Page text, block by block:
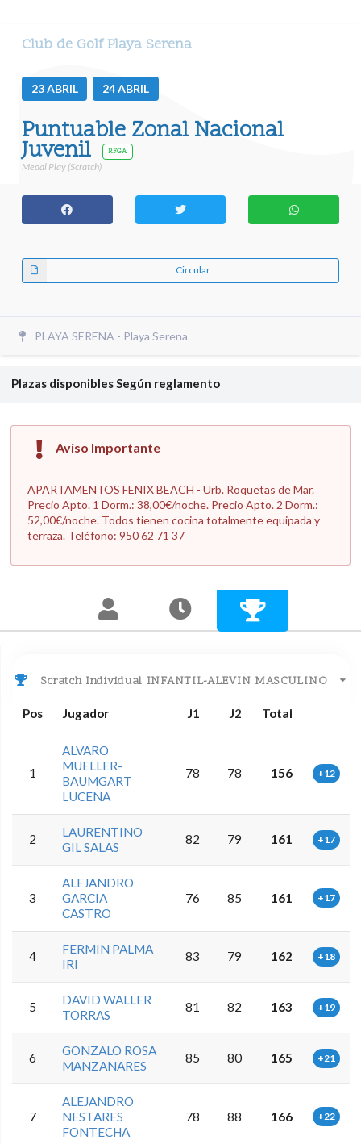
Club de Golf Playa Serena
23ABRIL 24ABRIL
Puntuable Zonal Nacional
Juvenil RFGA
Medal Play (Scratch)
Circular
PLAYA SERENA - Playa Serena
Plazas disponiblesSegún reglamento
Aviso Importante
APARTAMENTOS FENIX BEACH - Urb. Roquetas de Mar.
Precio Apto. 1 Dorm.: 38,00€/noche. Precio Apto. 2 Dorm.:
52,00€/noche. Todos tienen cocina totalmente equipada y
terraza. Teléfono: 950 62 71 37
Scratch Individual INFANTIL-ALEVIN MASCULINO
Pos Jugador J1 J2 Total
1
ALVARO
MUELLER-
BAUMGART
LUCENA
78 78 156 +12
2
LAURENTINO
GIL SALAS
82 79 161 +17
3
ALEJANDRO
GARCIA
CASTRO
76 85 161 +17
4
FERMIN PALMA
IRI
83 79 162 +18
5
DAVID WALLER
TORRAS
81 82 163 +19
6
GONZALO ROSA
MANZANARES
85 80 165 +21
7
ALEJANDRO
NESTARES
FONTECHA
78 88 166 +22